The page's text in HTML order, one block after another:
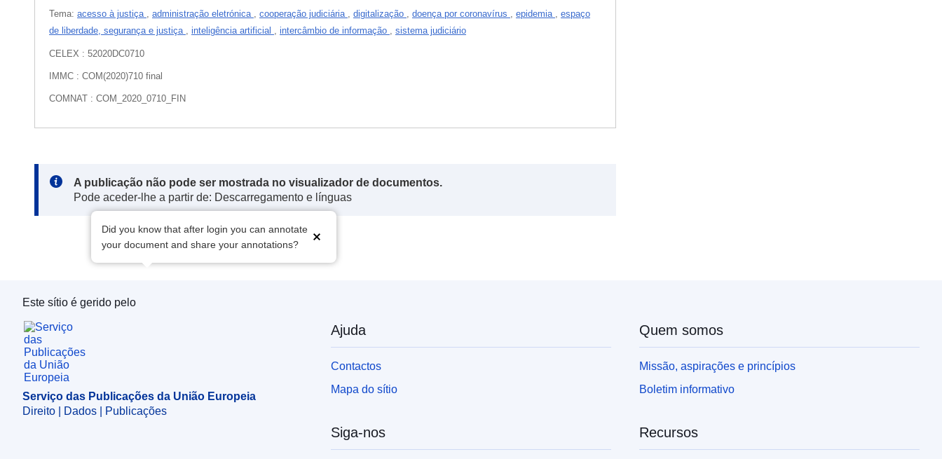
Tema: acesso à justiça administração eletrónica cooperação judiciária digitalização doença por coronavírus epidemia
espaço
de liberdade, segurança e justiça
inteligência artificial intercâmbio de informação sistema judiciário
CELEX : 52020DC0710
IMMC : COM(2020)710 final
COMNAT : COM_2020_0710_FIN
Note:
A publicação não pode ser mostrada no visualizador de documentos.
Pode aceder-lhe a partir de: Descarregamento e línguas
Did you know that after login you can annotate
your document and share your annotations?
Serviço das Publicações da União Europeia
Este sítio é gerido pelo
Serviço das Publicações da União Europeia
Direito | Dados | Publicações
Ajuda
Contactos
Mapa do sítio
Siga-nos
Quem somos
Missão, aspirações e princípios
Boletim informativo
Recursos